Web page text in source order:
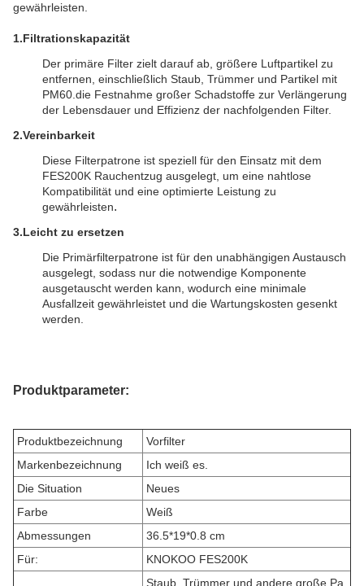
gewährleisten.
1.Filtrationskapazität
Der primäre Filter zielt darauf ab, größere Luftpartikel zu
entfernen, einschließlich Staub, Trümmer und Partikel mit
PM60.die Festnahme großer Schadstoffe zur Verlängerung
der Lebensdauer und Effizienz der nachfolgenden Filter.
2.Vereinbarkeit
Diese Filterpatrone ist speziell für den Einsatz mit dem
FES200K Rauchentzug ausgelegt, um eine nahtlose
Kompatibilität und eine optimierte Leistung zu
gewährleisten.
3.Leicht zu ersetzen
Die Primärfilterpatrone ist für den unabhängigen Austausch
ausgelegt, sodass nur die notwendige Komponente
ausgetauscht werden kann, wodurch eine minimale
Ausfallzeit gewährleistet und die Wartungskosten gesenkt
werden.
Produktparameter:
Produktbezeichnung
Vorfilter
Markenbezeichnung
Ich weiß es.
Die Situation
Neues
Farbe
Weiß
Abmessungen
36.5*19*0.8 cm
Für:
KNOKOO FES200K
Staub, Trümmer und andere große Pa